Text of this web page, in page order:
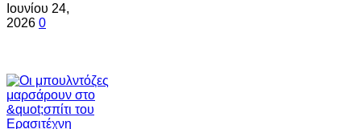
Ιουνίου 24,
2026 0